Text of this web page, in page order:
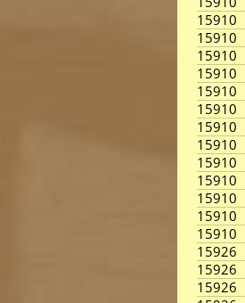
15910
15910
15910
15910
15910
15910
15910
15910
15910
15910
15910
15910
15910
15926
15926
15926